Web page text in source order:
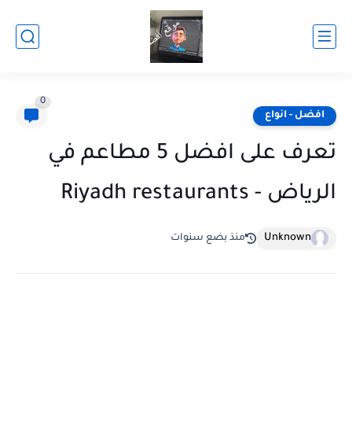
افضل - انواع
0
تعرف على افضل 5 مطاعم في
الرياض - Riyadh restaurants
Unknown منذ بضع سنوات